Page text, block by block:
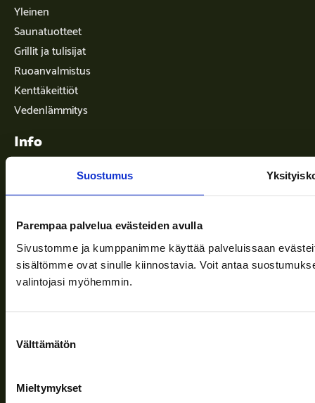
Suostumus
Parempaa palvelua evästeiden avulla
Sivustomme ja kumppanimme käyttää palveluissaan
sisältömme ovat sinulle kiinnostavia. Voit antaa
valintojasi myöhemmin.
valinta
Välttämätön
Mieltymykset
Yleinen
Saunatuotteet
Grillit ja tulisijat
Ruoanvalmistus
Kenttäkeittiöt
Vedenlämmitys
Info
Toimitusehdot
Ajankohtaista
Yritys
Tuki